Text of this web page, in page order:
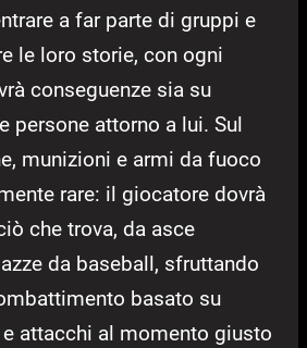
a far parte di gruppi e
le loro storie, con ogni
conseguenze sia su
persone attorno a lui. Sul
munizioni e armi da fuoco
rare: il giocatore dovrà
che trova, da asce
da baseball, sfruttando
basato su
attacchi al momento giusto